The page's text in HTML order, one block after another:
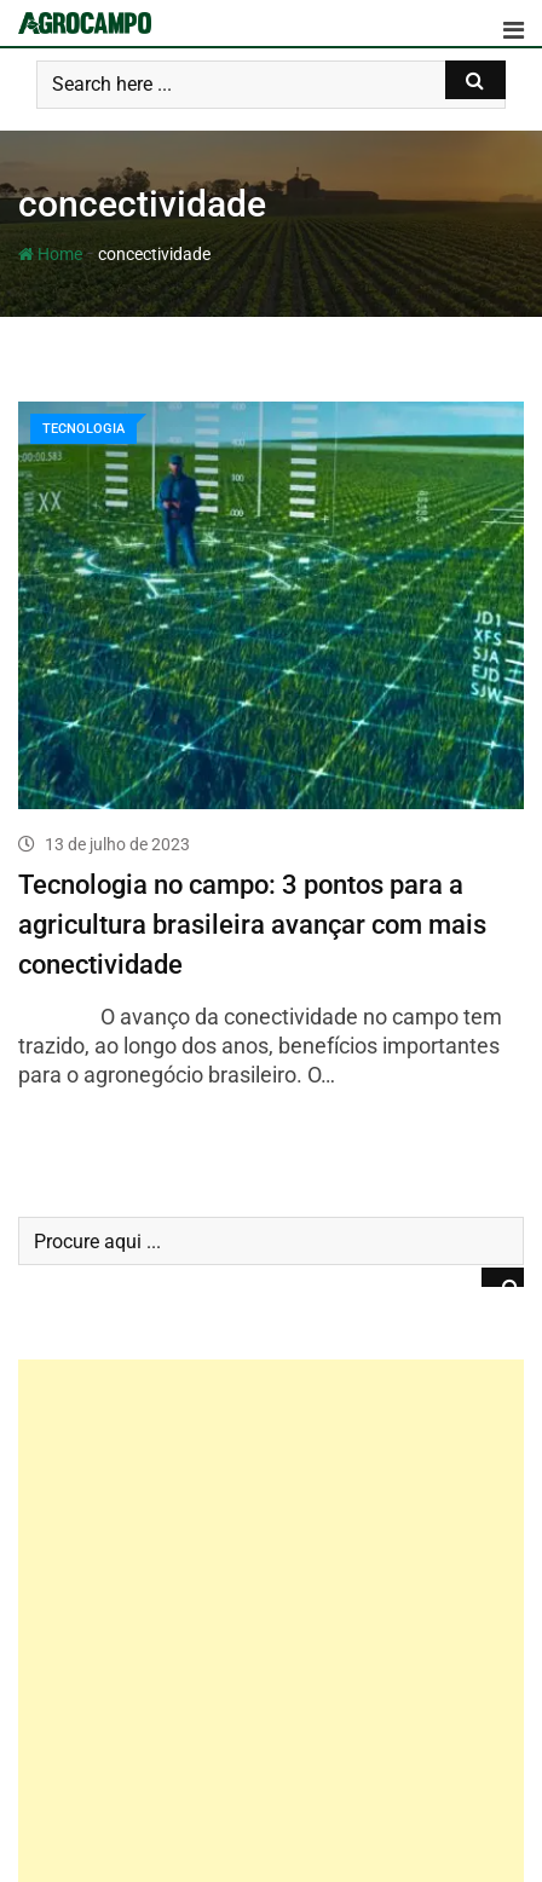
concectividade
Home- concectividade
TECNOLOGIA
13 de julho de 2023
Tecnologia no campo: 3 pontos para a
agricultura brasileira avançar com mais
conectividade
O avanço da conectividade no campo tem
trazido, ao longo dos anos, benefícios importantes
para o agronegócio brasileiro. O…